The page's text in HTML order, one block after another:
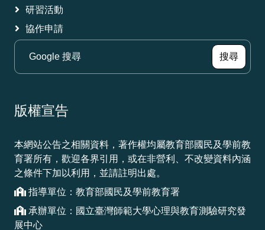
研習活動
協作申請
搜尋（另
版權宣告
本網站公告之相關資料，著作權均屬教育部國民及學前教
育署所有，歡迎各界引用，或在非營利、不改變資料內涵
之條件下加以利用，並請註明出處。
指導單位：教育部國民及學前教育署
承辦單位：國立臺灣師範大學心理與教育測驗研究發
展中心